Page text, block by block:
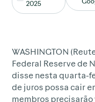
2025
WASHINGTON
Federal Reserve de
disse nesta quarta-
de juros possa cair
membros